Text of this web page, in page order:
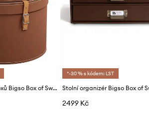
Sada úložných boxů Bigso Box of Sweden 2-pack
*-30 % s kódem: LST
2499 Kč